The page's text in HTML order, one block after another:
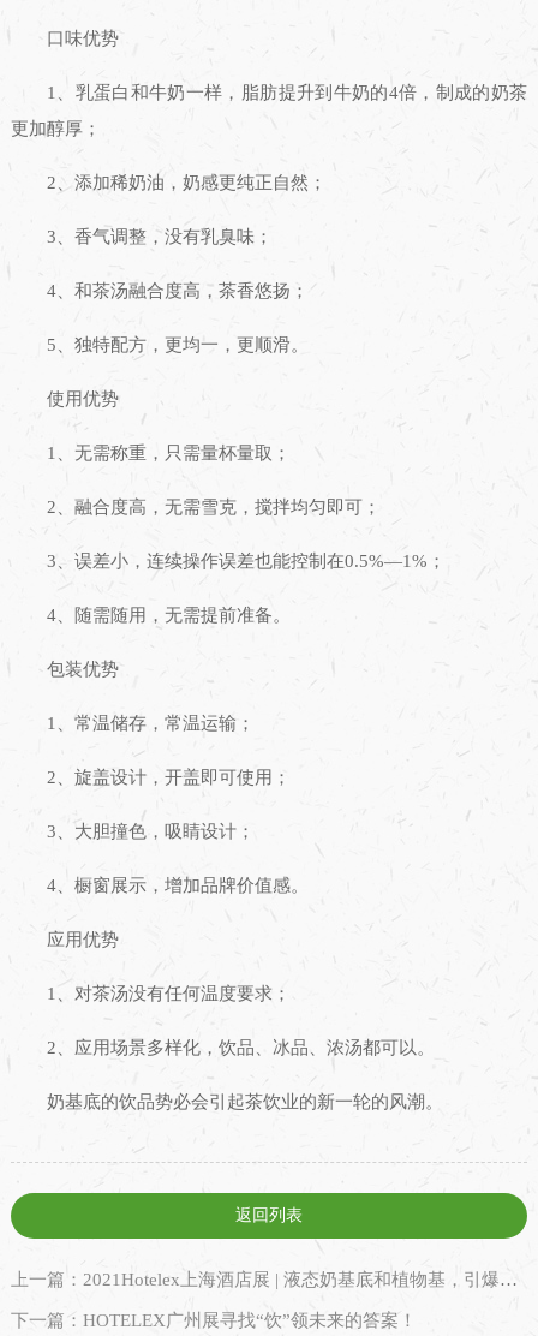
口味优势
1、乳蛋白和牛奶一样，脂肪提升到牛奶的4倍，制成的奶茶
更加醇厚；
2、添加稀奶油，奶感更纯正自然；
3、香气调整，没有乳臭味；
4、和茶汤融合度高，茶香悠扬；
5、独特配方，更均一，更顺滑。
使用优势
1、无需称重，只需量杯量取；
2、融合度高，无需雪克，搅拌均匀即可；
3、误差小，连续操作误差也能控制在0.5%—1%；
4、随需随用，无需提前准备。
包装优势
1、常温储存，常温运输；
2、旋盖设计，开盖即可使用；
3、大胆撞色，吸睛设计；
4、橱窗展示，增加品牌价值感。
应用优势
1、对茶汤没有任何温度要求；
2、应用场景多样化，饮品、冰品、浓汤都可以。
奶基底的饮品势必会引起茶饮业的新一轮的风潮。
返回列表
上一篇：2021Hotelex上海酒店展 | 液态奶基底和植物基，引爆茶饮新商机
下一篇：HOTELEX广州展寻找“饮”领未来的答案！